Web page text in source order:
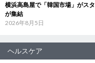
横浜高島屋で「韓国市場」がス
が集結
2026年8月5日
ヘルスケア